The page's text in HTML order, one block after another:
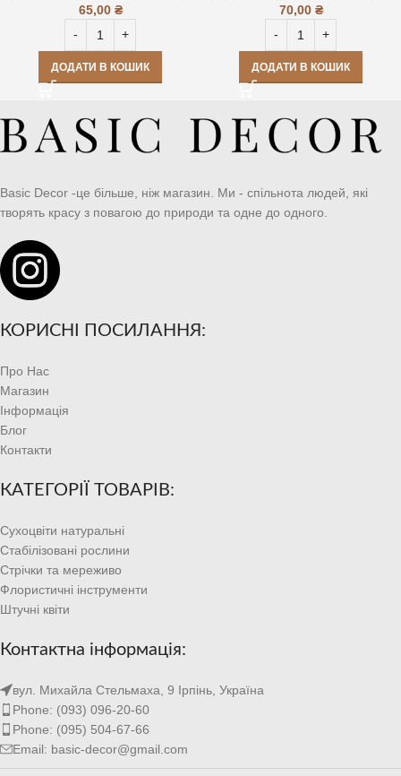
65,00 ₴
ДОДАТИ В КОШИК
70,00 ₴
ДОДАТИ В КОШИК
Basic Decor -це більше, ніж магазин. Ми - спільнота людей, які
творять красу з повагою до природи та одне до одного.
КОРИСНІ ПОСИЛАННЯ:
Про Нас
Магазин
Інформація
Блог
Контакти
КАТЕГОРІЇ ТОВАРІВ:
Сухоцвіти натуральні
Стабілізовані рослини
Стрічки та мереживо
Флористичні інструменти
Штучні квіти
Контактна інформація:
вул. Михайла Стельмаха, 9 Ірпінь, Україна
Phone: (093) 096-20-60
Phone: (095) 504-67-66
Email: basic-decor@gmail.com